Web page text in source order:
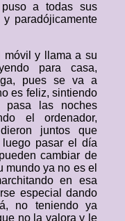
a todas sus
paradójicamente
móvil y llama a su
para casa,
pues se va a
es feliz, sintiendo
las noches
el ordenador,
juntos que
pasar el día
cambiar de
mundo ya no es el
en esa
especial dando
no teniendo ya
no la valora y le